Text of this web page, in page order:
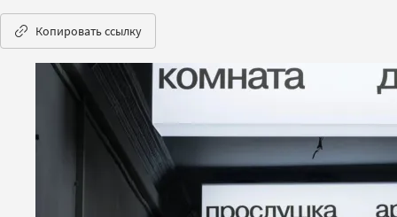
Копировать ссылку